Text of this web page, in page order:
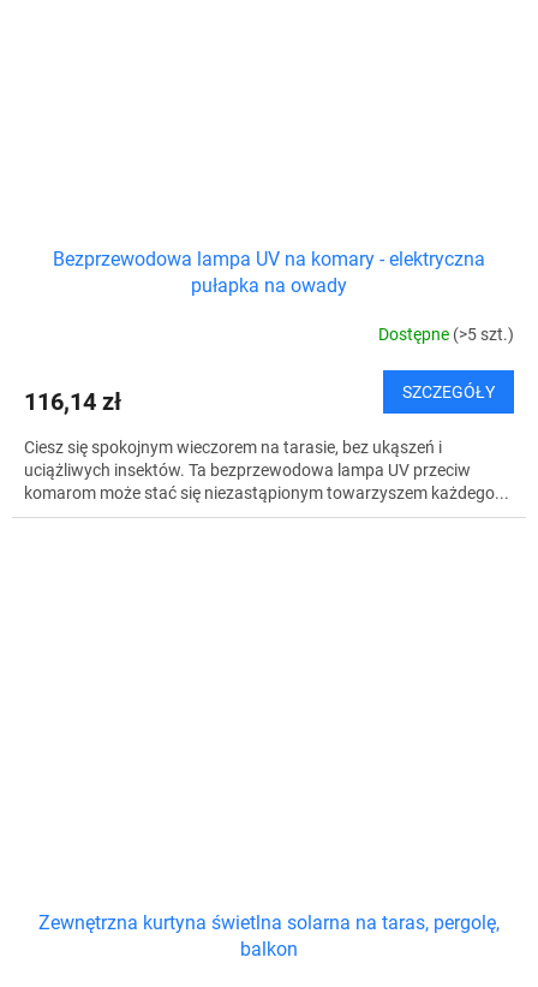
Bezprzewodowa lampa UV na komary - elektryczna
pułapka na owady
Dostępne (>5 szt.)
116,14 zł SZCZEGÓŁY
Ciesz się spokojnym wieczorem na tarasie, bez ukąszeń i
uciążliwych insektów. Ta bezprzewodowa lampa UV przeciw
komarom może stać się niezastąpionym towarzyszem każdego...
Zewnętrzna kurtyna świetlna solarna na taras, pergolę,
balkon